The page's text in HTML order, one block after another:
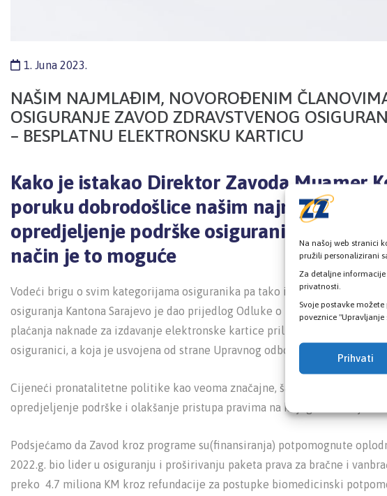
Na našoj web stranici
pružili personalizirani
Za detaljne
privatnosti.
Svoje postavke
poveznice
Prihvati
1. Juna 2023.
NAŠIM NAJMLAĐIM, NOVOROĐENIM
OSIGURANJE ZAVOD ZDRAVSTVENOG
– BESPLATNU ELEKTRONSKU KARTICU
Kako je istakao Direktor Zavoda Muamer
poruku dobrodošlice našim najmlađim
opredjeljenje podrške osiguranicima i
način je to moguće
Vodeći brigu o svim kategorijama osiguranika pa tako i o našem
osiguranja Kantona Sarajevo je dao prijedlog Odluke o naknadi za
plaćanja naknade za izdavanje elektronske kartice prilikom prve prijave
osiguranici, a koja je usvojena od strane Upravnog odbora.
Cijeneći pronatalitetne politike kao veoma značajne, šaljemo poruku
opredjeljenje podrške i olakšanje pristupa pravima na koji god način je to
Podsjećamo da Zavod kroz programe su(finansiranja) potpomognute
2022.g. bio lider u osiguranju i proširivanju paketa prava za bračne i
preko 4.7 miliona KM kroz refundacije za postupke biomedicinski